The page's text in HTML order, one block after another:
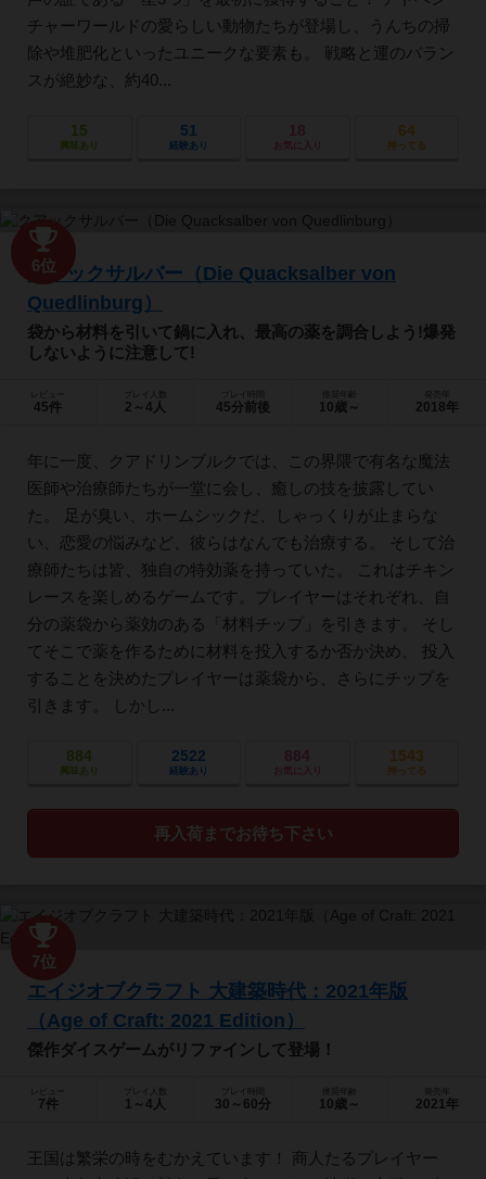
チャーワールドの愛らしい動物たちが登場し、うんちの掃
除や堆肥化といったユニークな要素も。 戦略と運のバラン
スが絶妙な、約40...
15
興味あり
51
経験あり
18
お気に入り
64
持ってる
6位
クアックサルバー（Die Quacksalber von
Quedlinburg）
袋から材料を引いて鍋に入れ、最高の薬を調合しよう!爆発
しないように注意して!
45件
プレイ人数
2～4人 45分前後 10歳～ 2018年
年に一度、クアドリンブルクでは、この界隈で有名な魔法
医師や治療師たちが一堂に会し、癒しの技を披露してい
た。 足が臭い、ホームシックだ、しゃっくりが止まらな
い、恋愛の悩みなど、彼らはなんでも治療する。 そして治
療師たちは皆、独自の特効薬を持っていた。 これはチキン
レースを楽しめるゲームです。プレイヤーはそれぞれ、自
分の薬袋から薬効のある「材料チップ」を引きます。 そし
てそこで薬を作るために材料を投入するか否か決め、 投入
することを決めたプレイヤーは薬袋から、さらにチップを
引きます。 しかし...
884
興味あり
2522
経験あり
884
お気に入り
1543
持ってる
再入荷までお待ち下さい
7位
エイジオブクラフト 大建築時代：2021年版
（Age of Craft: 2021 Edition）
傑作ダイスゲームがリファインして登場！
7件
プレイ人数
1～4人 30～60分 10歳～ 2021年
王国は繁栄の時をむかえています！ 商人たるプレイヤー